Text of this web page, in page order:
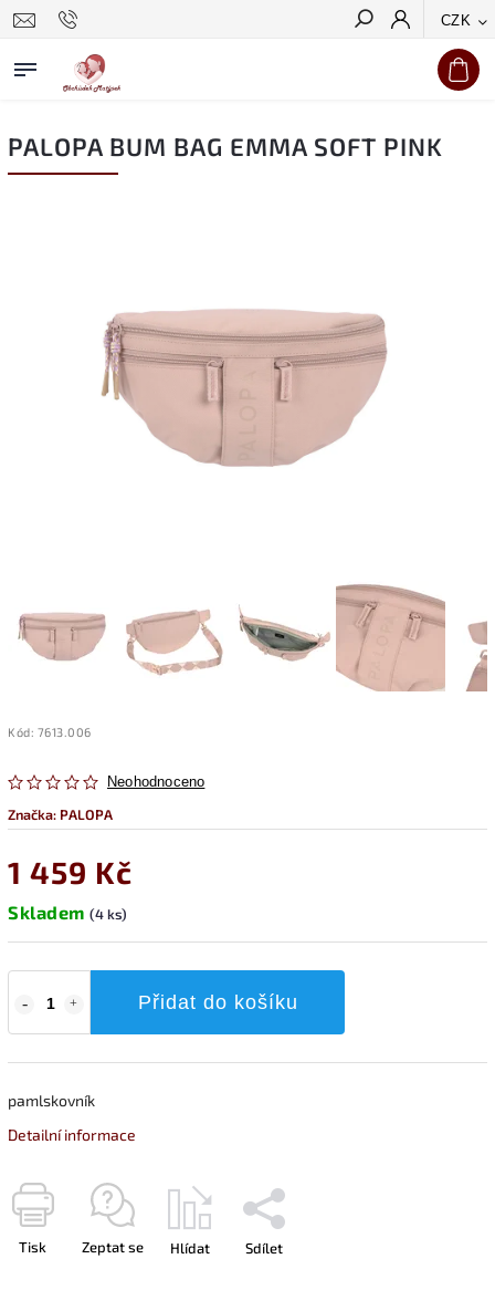
CZK
Hledat
PALOPA BUM BAG EMMA SOFT PINK
Kód: 7613.006
Neohodnoceno
Značka: PALOPA
1 459 Kč
Skladem (4 ks)
Přidat do košíku
pamlskovník
Detailní informace
Tisk Zeptat se Hlídat Sdílet